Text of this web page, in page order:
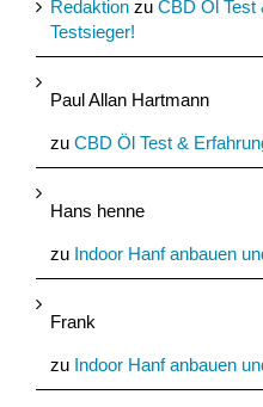
Redaktion zu CBD Öl Test
Testsieger!
Paul Allan Hartmann
zu CBD Öl Test &
Hans henne
zu Indoor Hanf anbauen
Frank
zu Indoor Hanf anbauen